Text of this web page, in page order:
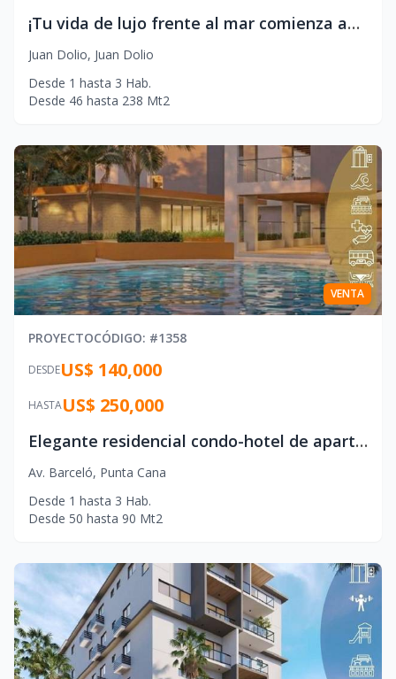
¡Tu vida de lujo frente al mar comienza aquí! Imagina despertar cada día con el sonido de las olas y vistas panorámicas al océano. Este es el complejo beachfront más exclusivo de Juan Dolio.
Juan Dolio, Juan Dolio
Desde 1 hasta 3 Hab.
Desde 46 hasta 238 Mt2
VENTA
PROYECTOCÓDIGO: #1358
DESDEUS$ 140,000
HASTAUS$ 250,000
Elegante residencial condo-hotel de apartamentos de 1, 2 y 3 habitaciones, ubicado en Punta Cana.
Av. Barceló, Punta Cana
Desde 1 hasta 3 Hab.
Desde 50 hasta 90 Mt2